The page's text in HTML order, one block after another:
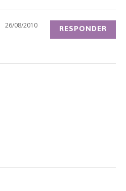
26/08/2010
RESPONDER